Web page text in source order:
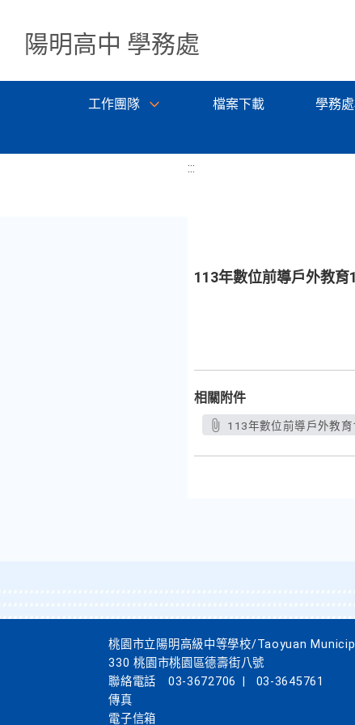
陽明高中 學務處
工作團隊 檔案下載 學務
:::
113年數位前導戶外教
相關附件
113年數位前導戶外教
桃園市立陽明高級中等學校/Taoyuan
330 桃園市桃園區德壽街八號
聯絡電話
03-3672706
03-3645761
傳真
電子信箱